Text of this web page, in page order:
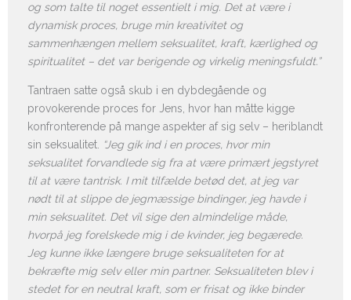
og som talte til noget essentielt i mig. Det at være i
dynamisk proces, bruge min kreativitet og
sammenhængen mellem seksualitet, kraft, kærlighed og
spiritualitet – det var berigende og virkelig meningsfuldt.”
Tantraen satte også skub i en dybdegående og
provokerende proces for Jens, hvor han måtte kigge
konfronterende på mange aspekter af sig selv – heriblandt
sin seksualitet. “Jeg gik ind i en proces, hvor min
seksualitet forvandlede sig fra at være primært jegstyret
til at være tantrisk. I mit tilfælde betød det, at jeg var
nødt til at slippe de jegmæssige bindinger, jeg havde i
min seksualitet. Det vil sige den almindelige måde,
hvorpå jeg forelskede mig i de kvinder, jeg begærede.
Jeg kunne ikke længere bruge seksualiteten for at
bekræfte mig selv eller min partner. Seksualiteten blev i
stedet for en neutral kraft, som er frisat og ikke binder